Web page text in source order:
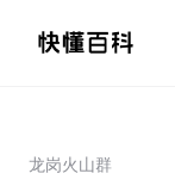
龙岗火山群